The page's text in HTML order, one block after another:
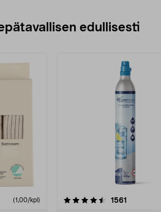
edullisesti
(1,00/kpl) 1561
4.5viidestä